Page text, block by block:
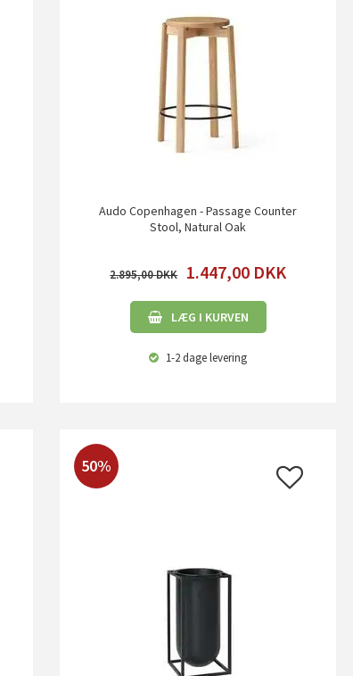
Audo Copenhagen - Passage Counter
Stool, Natural Oak
2.895,00 1.447,00 DKK
LÆG I KURVEN
1-2 dagelevering
50%